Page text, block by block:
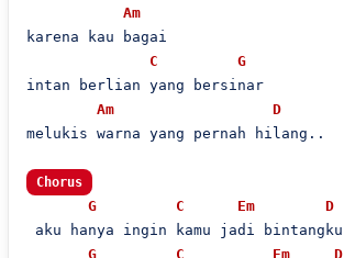
Am
karena kau bagai
C
G
intan berlian yang bersinar
Am
D
melukis warna yang pernah hilang..
Chorus
G C Em
D
aku hanya ingin kamu jadi bintangku
G
C Em
D